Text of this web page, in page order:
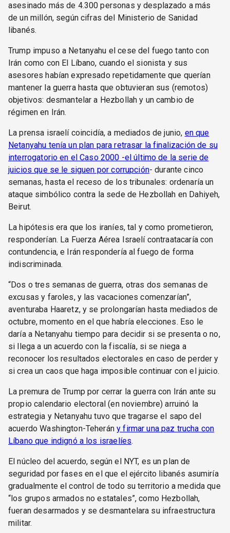
asesinado más de 4.300 personas y desplazado a más
de un millón, según cifras del Ministerio de Sanidad
libanés.
Trump impuso a Netanyahu el cese del fuego tanto con
Irán como con El Líbano, cuando el sionista y sus
asesores habían expresado repetidamente que querían
mantener la guerra hasta que obtuvieran sus (remotos)
objetivos: desmantelar a Hezbollah y un cambio de
régimen en Irán.
La prensa israelí coincidía, a mediados de junio, en que
Netanyahu tenía un plan para retrasar la finalización de su
interrogatorio en el Caso 2000 -el último de la serie de
juicios que se le siguen por corrupción- durante cinco
semanas, hasta el receso de los tribunales: ordenaría un
ataque simbólico contra la sede de Hezbollah en Dahiyeh,
Beirut.
La hipótesis era que los iraníes, tal y como prometieron,
responderían. La Fuerza Aérea Israelí contraatacaría con
contundencia, e Irán respondería al fuego de forma
indiscriminada.
“Dos o tres semanas de guerra, otras dos semanas de
excusas y faroles, y las vacaciones comenzarían”,
aventuraba Haaretz, y se prolongarían hasta mediados de
octubre, momento en el que habría elecciones. Eso le
daría a Netanyahu tiempo para decidir si se presenta o no,
si llega a un acuerdo con la fiscalía, si se niega a
reconocer los resultados electorales en caso de perder y
si crea un caos que haga imposible continuar con el juicio.
La premura de Trump por cerrar la guerra con Irán ante su
propio calendario electoral (en noviembre) arruinó la
estrategia y Netanyahu tuvo que tragarse el sapo del
acuerdo Washington-Teherány firmar una paz trucha con
Líbano que indignó a los israelíes.
El núcleo del acuerdo, según el NYT, es un plan de
seguridad por fases en el que el ejército libanés asumiría
gradualmente el control de todo su territorio a medida que
“los grupos armados no estatales”, como Hezbollah,
fueran desarmados y se desmantelara su infraestructura
militar.